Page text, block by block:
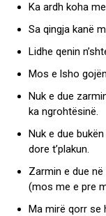
Ka ardh koha
Sa qingja kanë
Lidhe qenin
Mos e lsho
Nuk e due
ka ngrohtësinë.
Nuk e due
dore t’plakun.
Zarmin e due
(mos me e pre
Ma mirë qorr se